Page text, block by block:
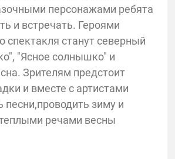
персонажами ребята
и встречать. Героями
спектакля станут северный
"Ясное солнышко" и
Зрителям предстоит
и вместе с артистами
песни,проводить зиму и
речами весны